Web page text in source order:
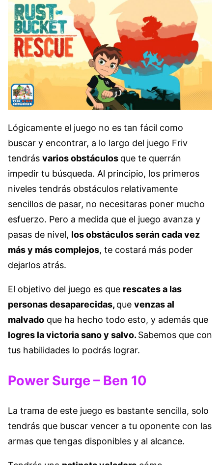
Lógicamente el juego no es tan fácil como
buscar y encontrar, a lo largo del juego Friv
tendrás varios obstáculos que te querrán
impedir tu búsqueda. Al principio, los primeros
niveles tendrás obstáculos relativamente
sencillos de pasar, no necesitaras poner mucho
esfuerzo. Pero a medida que el juego avanza y
pasas de nivel, los obstáculos serán cada vez
más y más complejos, te costará más poder
dejarlos atrás.
El objetivo del juego es que rescates a las
personas desaparecidas, que venzas al
malvado que ha hecho todo esto, y además que
logres la victoria sano y salvo. Sabemos que con
tus habilidades lo podrás lograr.
Power Surge – Ben 10
La trama de este juego es bastante sencilla, solo
tendrás que buscar vencer a tu oponente con las
armas que tengas disponibles y al alcance.